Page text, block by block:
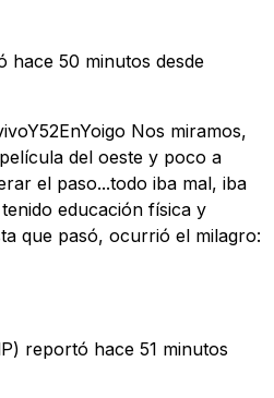
hace 50 minutos desde
Nos miramos,
del oeste y poco a
el paso...todo iba mal, iba
educación física y
que pasó, ocurrió el milagro:
reportó hace 51 minutos